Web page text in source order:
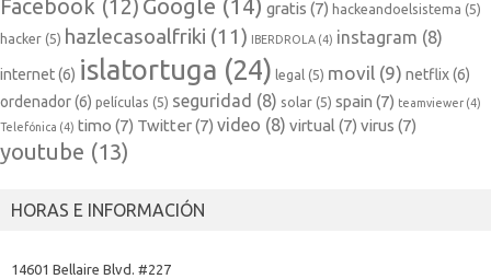
Facebook (12) Google (14) gratis (7) hackeandoelsistema (5)
hacker (5) hazlecasoalfriki (11) IBERDROLA (4) instagram (8)
internet(6) islatortuga (24) legal (5) movil (9) netflix(6)
ordenador(6) películas (5) seguridad (8) solar (5) spain (7) teamviewer (4)
Telefónica (4) timo (7) Twitter(7) video (8) virtual (7) virus (7)
youtube (13)
HORAS E INFORMACIÓN
14601 Bellaire Blvd. #227